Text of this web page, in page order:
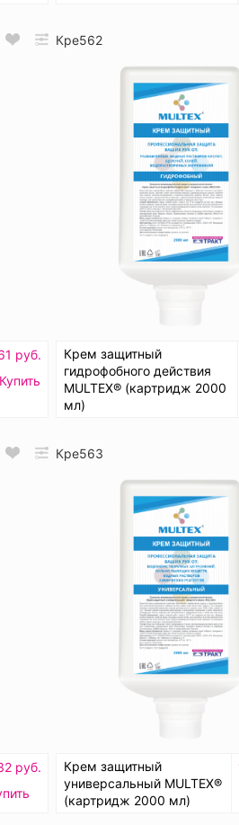
руб.
Купить
Кре562
Крем защитный
гидрофобного действия
MULTEX® (картридж 2000
мл)
руб.
Кре563
Крем защитный
универсальный MULTEX®
(картридж 2000 мл)